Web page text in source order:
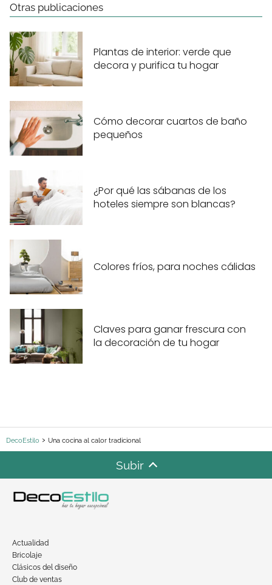
Otras publicaciones
Plantas de interior: verde que
decora y purifica tu hogar
Cómo decorar cuartos de baño
pequeños
¿Por qué las sábanas de los
hoteles siempre son blancas?
Colores fríos, para noches cálidas
Claves para ganar frescura con
la decoración de tu hogar
DecoEstilo Una cocina al calor tradicional
Subir
Actualidad
Bricolaje
Clásicos del diseño
Club de ventas